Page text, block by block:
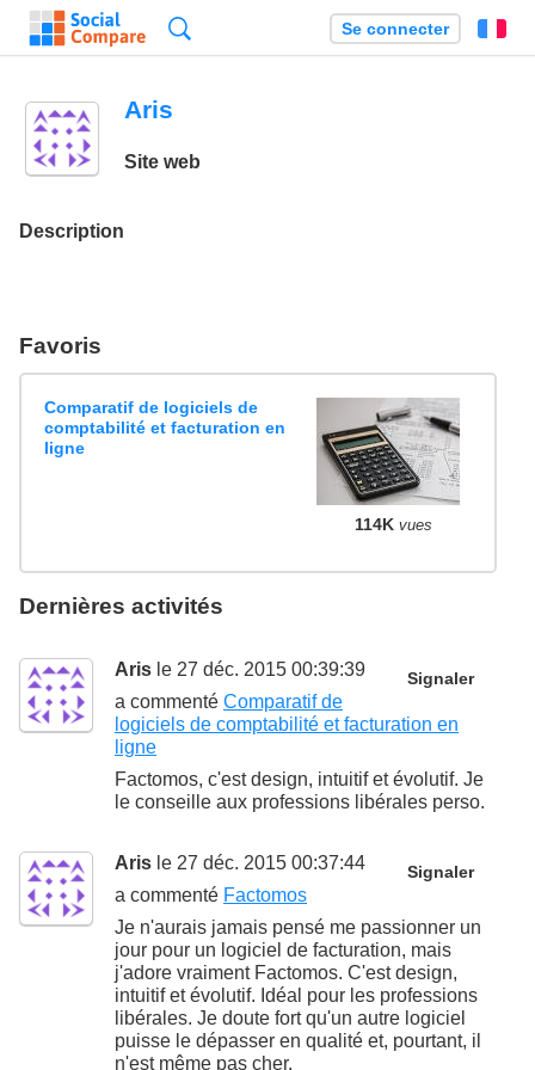
Se connecter
Aris
Site web
Description
Favoris
Comparatif de logiciels de
comptabilité et facturation en
ligne
114K vues
Dernières activités
Aris le 27 déc. 2015 00:39:39 Signaler
a commenté Comparatif de
logiciels de comptabilité et facturation en
ligne
Factomos, c'est design, intuitif et évolutif. Je
le conseille aux professions libérales perso.
Aris le 27 déc. 2015 00:37:44 Signaler
a commenté Factomos
Je n'aurais jamais pensé me passionner un
jour pour un logiciel de facturation, mais
j'adore vraiment Factomos. C'est design,
intuitif et évolutif. Idéal pour les professions
libérales. Je doute fort qu'un autre logiciel
puisse le dépasser en qualité et, pourtant, il
n'est même pas cher.